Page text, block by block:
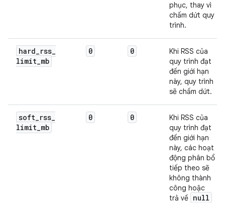
phục, thay vì
chấm dứt quy
trình.
hard_rss_
limit_mb
0 0
Khi RSS của
quy trình đạt
đến giới hạn
này, quy trình
sẽ chấm dứt.
soft_rss_
limit_mb
0 0
Khi RSS của
quy trình đạt
đến giới hạn
này, các hoạt
động phân bổ
tiếp theo sẽ
không thành
công hoặc
trả về null